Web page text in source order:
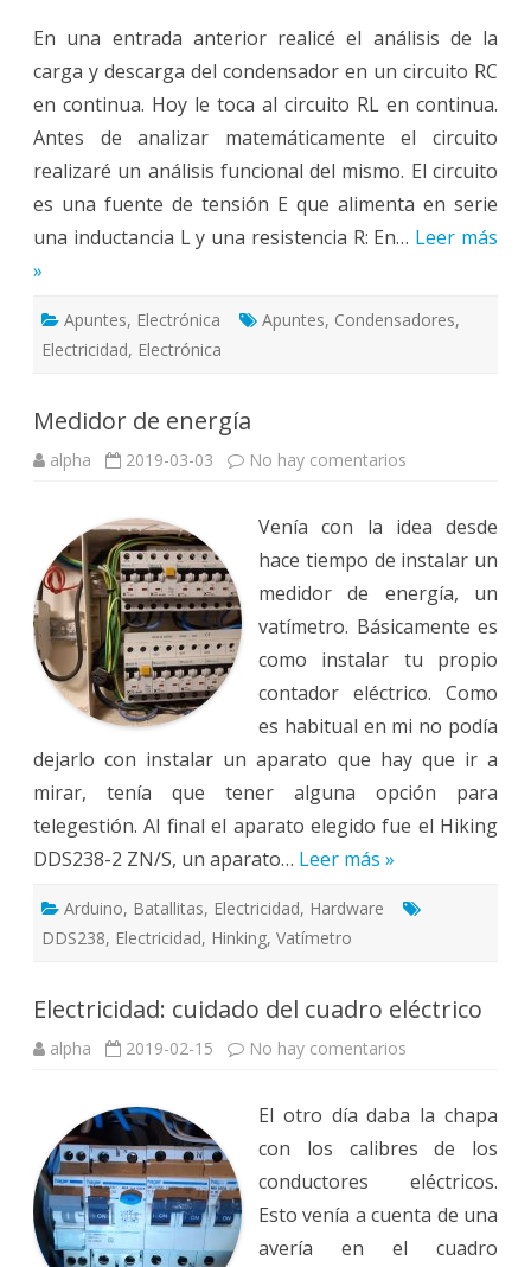
Circuito
en
En una entrada anterior realicé el análisis de la
carga y descarga del condensador en un circuito RC
en continua. Hoy le toca al circuito RL en continua.
Antes de analizar matemáticamente el circuito
realizaré un análisis funcional del mismo. El circuito
es una fuente de tensión E que alimenta en serie
una inductancia L y una resistencia R: En… Leer más
»
Apuntes, Electrónica Apuntes, Condensadores,
Electricidad, Electrónica
Medidor de energía
alpha 2019-03-03 No hay comentarios
Venía con la idea desde
hace tiempo de instalar un
medidor de energía, un
vatímetro. Básicamente es
como instalar tu propio
contador eléctrico. Como
es habitual en mi no podía
dejarlo con instalar un aparato que hay que ir a
mirar, tenía que tener alguna opción para
telegestión. Al final el aparato elegido fue el Hiking
DDS238-2 ZN/S, un aparato… Leer más »
Arduino, Batallitas, Electricidad, Hardware
DDS238, Electricidad, Hinking, Vatímetro
Electricidad: cuidado del cuadro eléctrico
alpha 2019-02-15 No hay comentarios
cuadro
El otro día daba la chapa
con los calibres de los
conductores eléctricos.
Esto venía a cuenta de una
avería en el cuadro